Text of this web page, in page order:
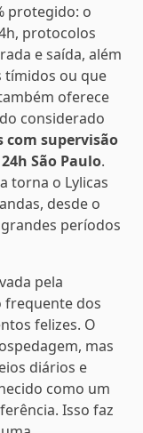
protegido: o
protocolos
e saída, além
tímidos ou que
oferece
considerado
com supervisão
São Paulo.
torna o Lylicas
desde o
períodos
pela
frequente dos
felizes. O
mas
diários e
como um
Isso faz